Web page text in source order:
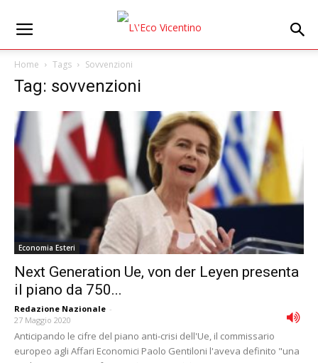
Home Tags Sovvenzioni
Tag: sovvenzioni
Economia Esteri
Next Generation Ue, von der Leyen presenta
il piano da 750...
Redazione Nazionale -
27 Maggio 2020
Anticipando le cifre del piano anti-crisi dell'Ue, il commissario
europeo agli Affari Economici Paolo Gentiloni l'aveva definito "una